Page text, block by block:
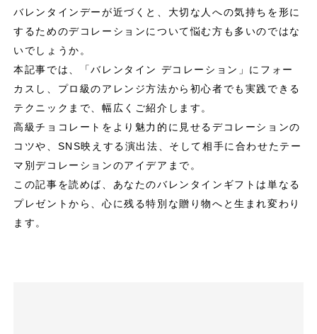
バレンタインデーが近づくと、大切な人への気持ちを形に
するためのデコレーションについて悩む方も多いのではな
いでしょうか。
本記事では、「バレンタイン デコレーション」にフォー
カスし、プロ級のアレンジ方法から初心者でも実践できる
テクニックまで、幅広くご紹介します。
高級チョコレートをより魅力的に見せるデコレーションの
コツや、SNS映えする演出法、そして相手に合わせたテー
マ別デコレーションのアイデアまで。
この記事を読めば、あなたのバレンタインギフトは単なる
プレゼントから、心に残る特別な贈り物へと生まれ変わり
ます。